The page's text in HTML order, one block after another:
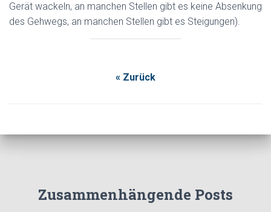
Gerät wackeln, an manchen Stellen gibt es keine Absenkung
des Gehwegs, an manchen Stellen gibt es Steigungen).
« Zurück
Zusammenhängende Posts